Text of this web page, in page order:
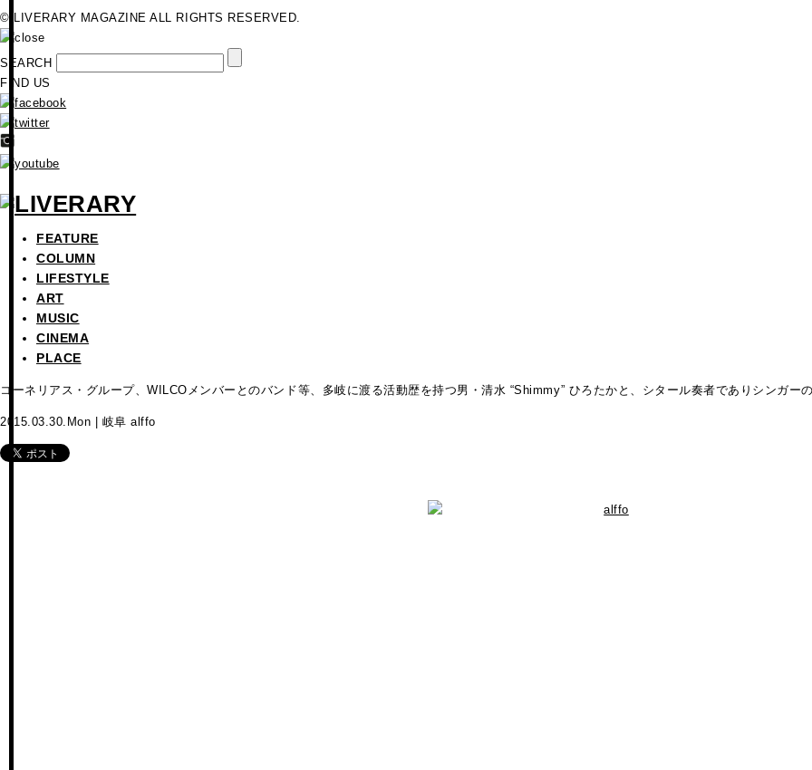
© LIVERARY MAGAZINE ALL RIGHTS RESERVED.
SEARCH
FIND US
FEATURE
COLUMN
LIFESTYLE
ART
MUSIC
CINEMA
PLACE
コーネリアス・グループ、WILCOメンバーとのバンド等、多岐に渡る活動歴を持つ男・清水 “Shimmy” ひろたかと、シタール奏者でありシンガー
2015.03.30.Mon | 岐阜 alffo